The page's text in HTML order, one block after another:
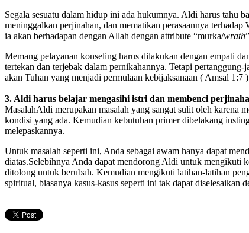
Segala sesuatu dalam hidup ini ada hukumnya. Aldi harus tahu
meninggalkan perjinahan, dan mematikan perasaannya
ia akan berhadapan dengan Allah dengan attribute “murka/wrath
Memang pelayanan konseling harus dilakukan dengan empati
tertekan dan terjebak dalam pernikahannya. Tetapi
akan Tuhan yang menjadi permulaan kebijaksanaan ( Amsal 1:7
3. Aldi harus belajar mengasihi istri dan membenci
MasalahAldi merupakan masalah yang sangat sulit oleh karena
kondisi yang ada. Kemudian kebutuhan primer dibelakang
melepaskannya.
Untuk masalah seperti ini, Anda sebagai awam hanya dapat
diatas.Selebihnya Anda dapat mendorong Aldi untuk mengikuti
ditolong untuk berubah. Kemudian mengikuti latihan-latihan
spiritual, biasanya kasus-kasus seperti ini tak dapat diselesaikan